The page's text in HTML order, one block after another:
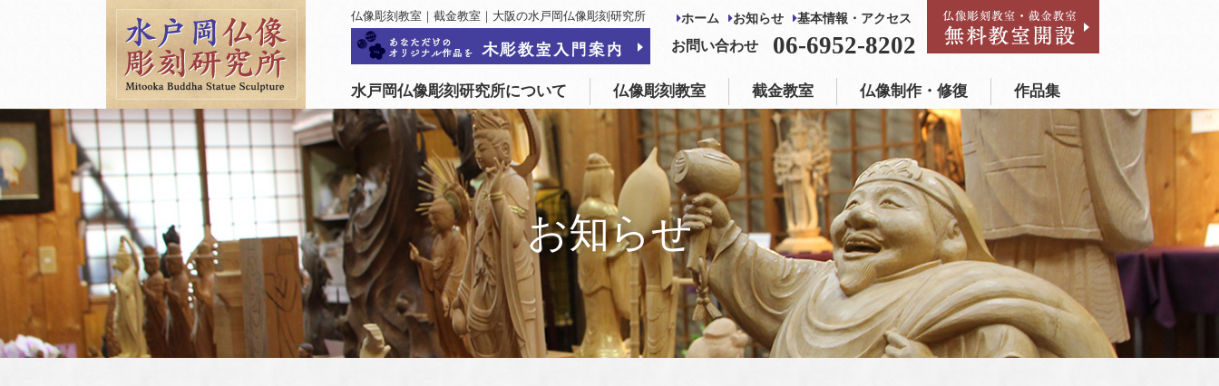
仏像彫刻教室｜截金教室｜大阪の水戸岡仏像彫刻研究所 ホーム お知らせ 基本情報・アクセス
お問い合わせ 06-6952-8202
水戸岡仏像彫刻研究所について 仏像彫刻教室 截金教室 仏像制作・修復 作品集
水戸岡仏像彫刻研究所について 仏像彫刻教室 截金教室 仏像制作・修復 作品集
お知らせ